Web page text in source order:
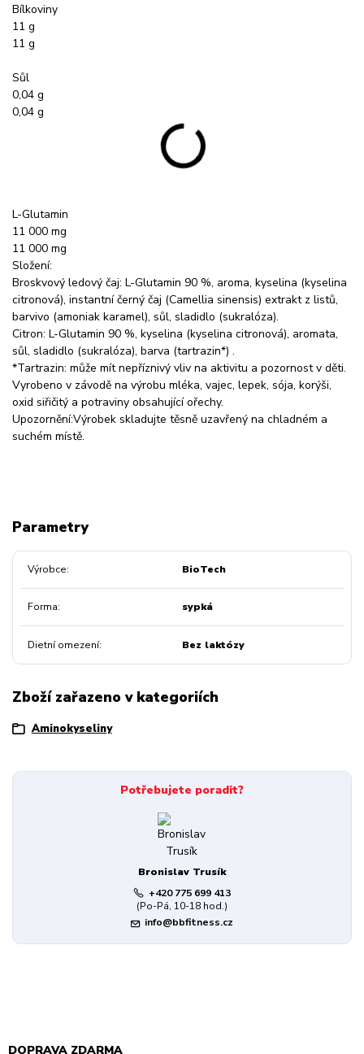
Bílkoviny
11 g
11 g
Sůl
0,04 g
0,04 g
L-Glutamin
11 000 mg
11 000 mg
Složení:
Broskvový ledový čaj: L-Glutamin 90 %, aroma, kyselina (kyselina
citronová), instantní černý čaj (Camellia sinensis) extrakt z listů,
barvivo (amoniak karamel), sůl, sladidlo (sukralóza).
Citron: L-Glutamin 90 %, kyselina (kyselina citronová), aromata,
sůl, sladidlo (sukralóza), barva (tartrazin*) .
*Tartrazin: může mít nepříznivý vliv na aktivitu a pozornost v děti.
Vyrobeno v závodě na výrobu mléka, vajec, lepek, sója, korýši,
oxid siřičitý a potraviny obsahující ořechy.
Upozornění:Výrobek skladujte těsně uzavřený na chladném a
suchém místě.
Parametry
Výrobce BioTech
Forma sypká
Dietní omezení Bez laktózy
Zboží zařazeno v kategoriích
Aminokyseliny
Potřebujete poradit?
Bronislav Trusík
+420 775 699 413
(Po-Pá, 10-18 hod.)
info@bbfitness.cz
DOPRAVA ZDARMA